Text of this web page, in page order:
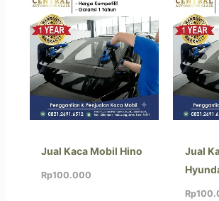
Jual Kaca Mobil Hino
Rp100.000
Jual
Rp